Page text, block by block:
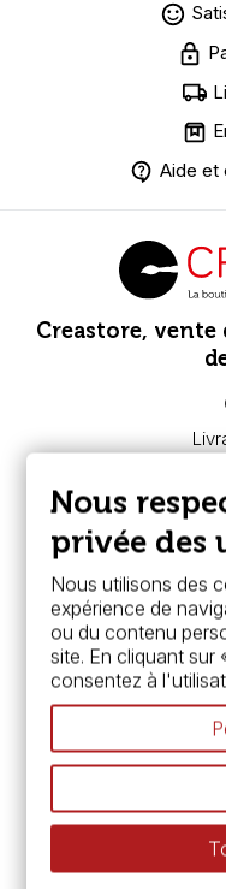
Aide et
Creastore,
Carte
Chèque
Devis
Pass
Nos
Le
Différence
Préparer une toile
Nous
privée des
Nous utilisons des
expérience de
ou du contenu
site. En cliquant sur
consentez à